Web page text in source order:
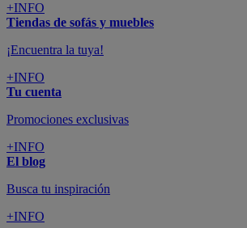
+INFO
Tiendas de sofás y muebles
¡Encuentra la tuya!
+INFO
Tu cuenta
Promociones exclusivas
+INFO
El blog
Busca tu inspiración
+INFO